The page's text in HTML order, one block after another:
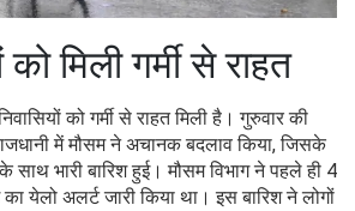
को मिली गर्मी से राहत
को गर्मी से राहत मिली है। गुरुवार की
में मौसम ने अचानक बदलाव किया, जिसके
भारी बारिश हुई। मौसम विभाग ने पहले ही 4
येलो अलर्ट जारी किया था। इस बारिश ने लोगों